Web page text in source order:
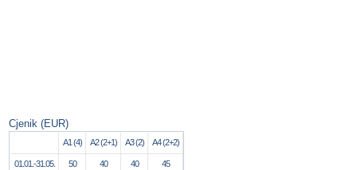
Cjenik (EUR)
A1 (4) A2 (2+1) A3 (2) A4 (2+2)
01.01.-31.05. 50 40 40 45